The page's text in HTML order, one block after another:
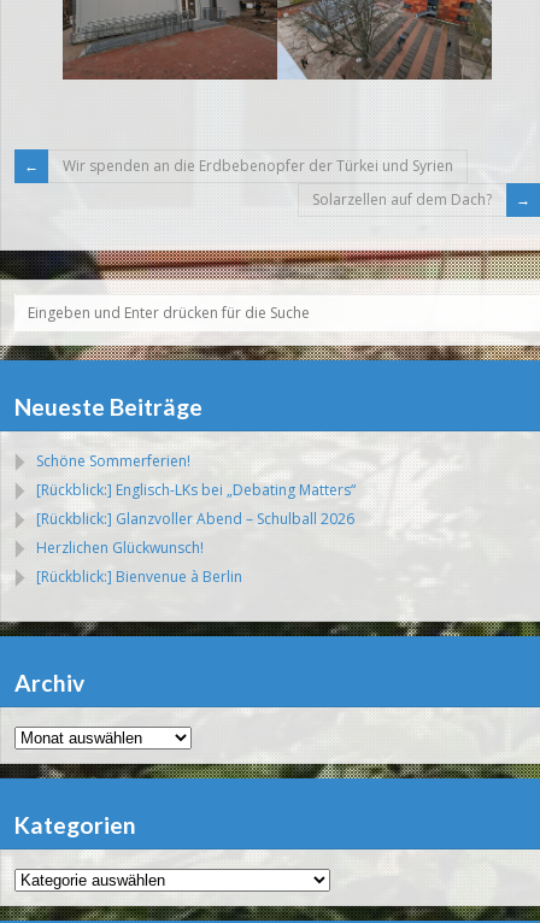
Wir spenden an die Erdbebenopfer der Türkei und Syrien
Solarzellen auf dem Dach?
Neueste Beiträge
Schöne Sommerferien!
[Rückblick:] Englisch-LKs bei „Debating Matters“
[Rückblick:] Glanzvoller Abend – Schulball 2026
Herzlichen Glückwunsch!
[Rückblick:] Bienvenue à Berlin
Archiv
Archiv
Kategorien
Kategorien